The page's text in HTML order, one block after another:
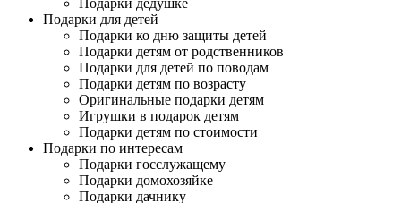
Подарки дедушке
Подарки для детей
Подарки ко дню защиты детей
Подарки детям от родственников
Подарки для детей по поводам
Подарки детям по возрасту
Оригинальные подарки детям
Игрушки в подарок детям
Подарки детям по стоимости
Подарки по интересам
Подарки госслужащему
Подарки домохозяйке
Подарки дачнику